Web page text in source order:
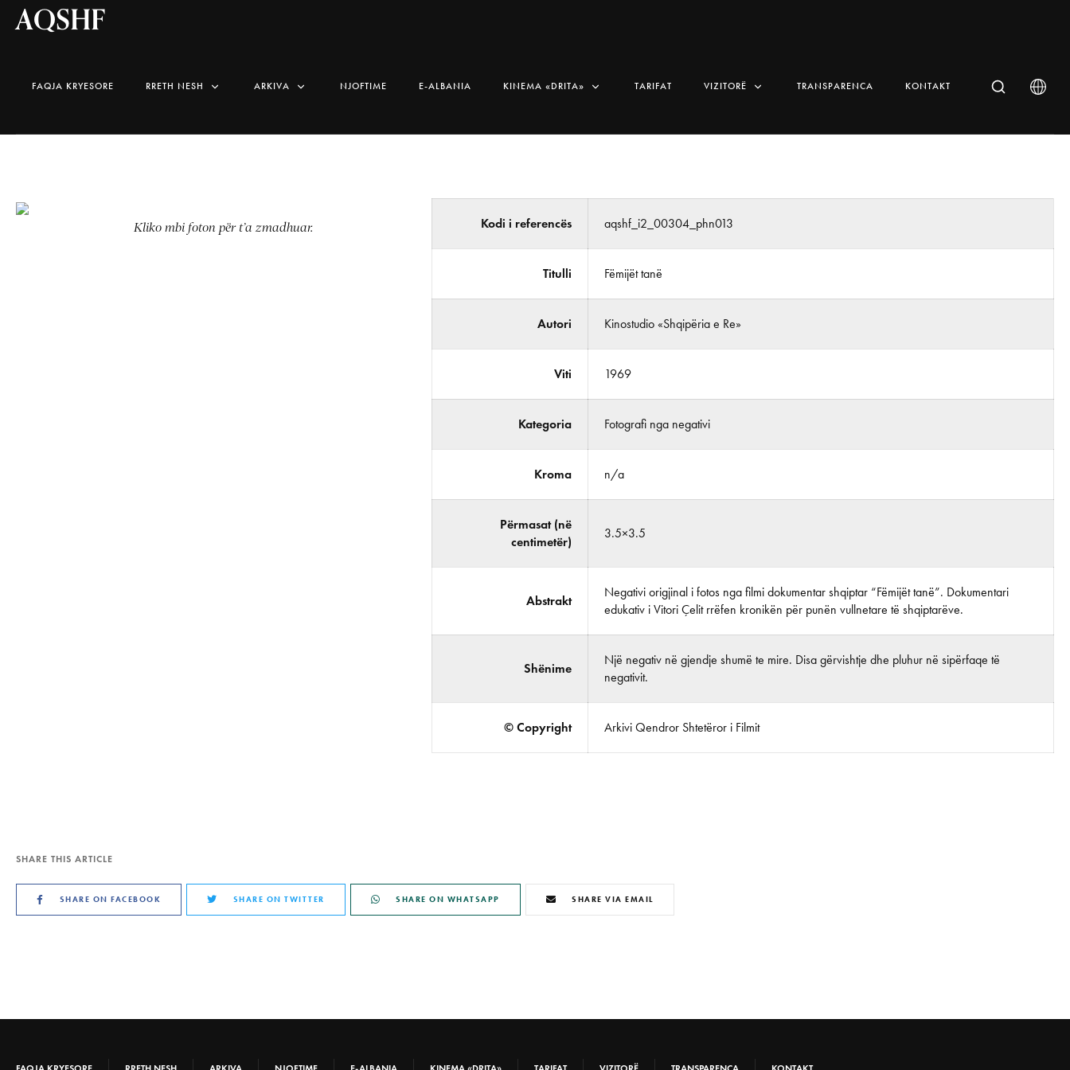
AQSHF
FAQJA KRYESORE RRETH NESH ARKIVA NJOFTIME E-ALBANIA KINEMA «DRITA» TARIFAT VIZITORË TRANSPARENCA KONTAKT
Kliko mbi foton për t’a zmadhuar. Kodi i referencës aqshf_i2_00304_phn013
Titulli Fëmijët tanë
Autori Kinostudio «Shqipëria e Re»
Viti 1969
Kategoria Fotografi nga negativi
Kroma n/a
Përmasat (në
centimetër)
3.5×3.5
Abstrakt
Negativi origjinal i fotos nga filmi dokumentar shqiptar “Fëmijët tanë”. Dokumentari
edukativ i Vitori Çelit rrëfen kronikën për punën vullnetare të shqiptarëve.
Shënime
Një negativ në gjendje shumë te mire. Disa gërvishtje dhe pluhur në sipërfaqe të
negativit.
© Copyright Arkivi Qendror Shtetëror i Filmit
SHARE THIS ARTICLE
SHARE ON FACEBOOK SHARE ON TWITTER SHARE ON WHATSAPP SHARE VIA EMAIL
FAQJA KRYESORE RRETH NESH ARKIVA NJOFTIME E-ALBANIA KINEMA «DRITA» TARIFAT VIZITORË TRANSPARENCA KONTAKT